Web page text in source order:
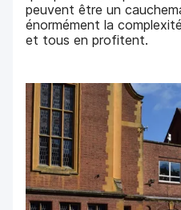
peuvent être un
énormément la
et tous en profitent.